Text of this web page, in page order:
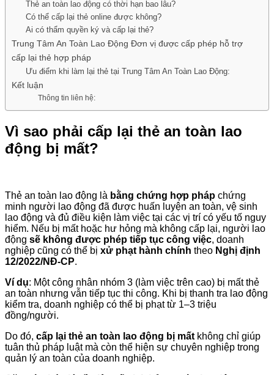
Thẻ an toàn lao động có thời hạn bao lâu?
Có thể cấp lại thẻ online được không?
Ai có thẩm quyền ký và cấp lại thẻ?
Trung Tâm An Toàn Lao Động Đơn vị được cấp phép hỗ trợ
cấp lại thẻ hợp pháp
Ưu điểm khi làm lại thẻ tại Trung Tâm An Toàn Lao Động:
Kết luận
Thông tin liên hệ:
Vì sao phải cấp lại thẻ an toàn lao
động bị mất?
Thẻ an toàn lao động là bằng chứng hợp pháp chứng
minh người lao động đã được huấn luyện an toàn, vệ sinh
lao động và đủ điều kiện làm việc tại các vị trí có yếu tố nguy
hiểm. Nếu bị mất hoặc hư hỏng mà không cấp lại, người lao
động sẽ không được phép tiếp tục công việc, doanh
nghiệp cũng có thể bị xử phạt hành chính theo Nghị định
12/2022/NĐ-CP.
Ví dụ: Một công nhân nhóm 3 (làm việc trên cao) bị mất thẻ
an toàn nhưng vẫn tiếp tục thi công. Khi bị thanh tra lao động
kiểm tra, doanh nghiệp có thể bị phạt từ 1–3 triệu
đồng/người.
Do đó, cấp lại thẻ an toàn lao động bị mất không chỉ giúp
tuân thủ pháp luật mà còn thể hiện sự chuyên nghiệp trong
quản lý an toàn của doanh nghiệp.